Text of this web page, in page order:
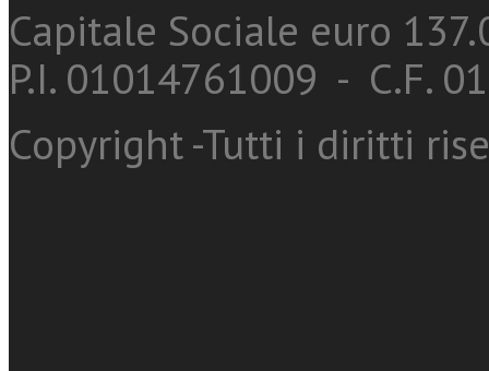
Capitale Sociale euro
P.I. 01014761009 - C.F.
Copyright -Tutti i diritti